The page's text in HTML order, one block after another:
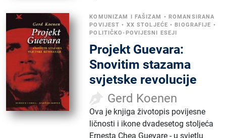
KOMUNIZAM I FAŠIZAM • ROMANSIRANA
POVIJEST • XX STOLJEĆE •BIOGRAFIJE •
POLITIČKO-POVIJESNI ESEJI
Projekt Guevara:
Snovitim stazama
svjetske revolucije
Gerd Koenen
Ova je knjiga životopis povijesne
ličnosti i ikone dvadesetog stoljeća
Ernesta Chea Guevare - u svjetlu